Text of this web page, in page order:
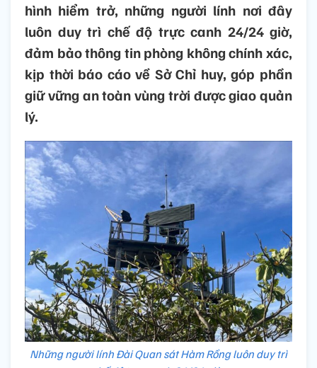
hình hiểm trở, những người lính nơi đây
luôn duy trì chế độ trực canh 24/24 giờ,
đảm bảo thông tin phòng không chính xác,
kịp thời báo cáo về Sở Chỉ huy, góp phần
giữ vững an toàn vùng trời được giao quản
lý.
Những người lính Đài Quan sát Hàm Rồng luôn duy trì